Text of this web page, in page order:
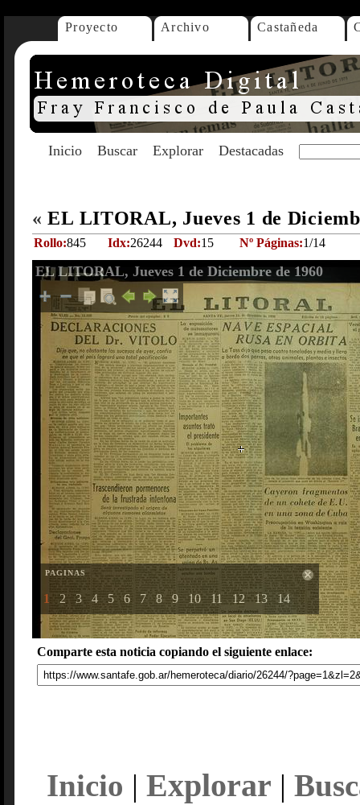
Proyecto Archivo Castañeda
Inicio Buscar Explorar Destacadas
« EL LITORAL, Jueves 1 de
Rollo:845 Idx:26244 Dvd:15 Nº Páginas:1/14
EL LITORAL, Jueves 1 de Diciembre de 1960
PAGINAS
1 2 3 4 5 6 7 8 9 10 11 12 13 14
Comparte esta noticia copiando el siguiente enlace:
Inicio | Explorar |